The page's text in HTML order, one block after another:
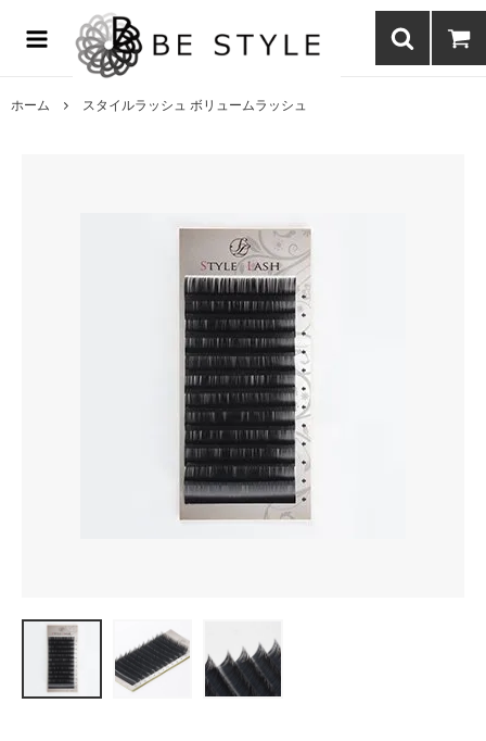
まつげエクステ商材の通販・まつげパーマ・ボディジュエリーなどまつ
げ商材・美容商材の通販｜BE STYLE beauty shop
ホーム スタイルラッシュ ボリュームラッシュ